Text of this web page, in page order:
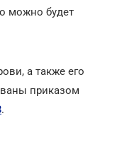
можно будет
а также его
приказом
.